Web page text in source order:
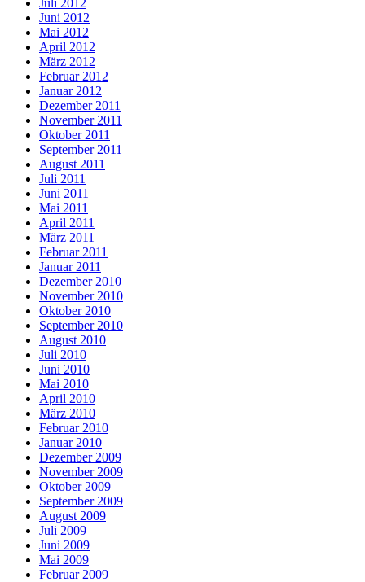
Juni 2012
Mai 2012
April 2012
März 2012
Februar 2012
Januar 2012
Dezember 2011
November 2011
Oktober 2011
September 2011
August 2011
Juli 2011
Juni 2011
Mai 2011
April 2011
März 2011
Februar 2011
Januar 2011
Dezember 2010
November 2010
Oktober 2010
September 2010
August 2010
Juli 2010
Juni 2010
Mai 2010
April 2010
März 2010
Februar 2010
Januar 2010
Dezember 2009
November 2009
Oktober 2009
September 2009
August 2009
Juli 2009
Juni 2009
Mai 2009
Februar 2009